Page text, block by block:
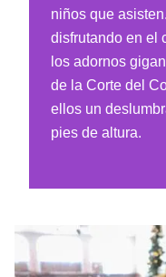
niños que
disfrutando en el
los adornos
de la Corte del
ellos un
pies de altura.
Paseos navideños